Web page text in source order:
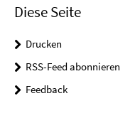
Diese Seite
Drucken
RSS-Feed abonnieren
Feedback